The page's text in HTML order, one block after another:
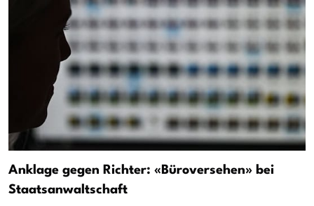
Anklage gegen Richter: «Büroversehen» bei
Staatsanwaltschaft